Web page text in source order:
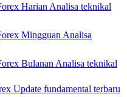
Harian Analisa teknikal
Mingguan Analisa
Bulanan Analisa teknikal
Update fundamental terbaru